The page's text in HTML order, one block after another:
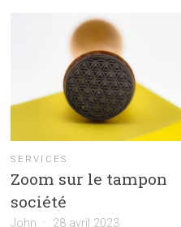
SERVICES
Zoom sur le tampon
société
John 28 avril 2023